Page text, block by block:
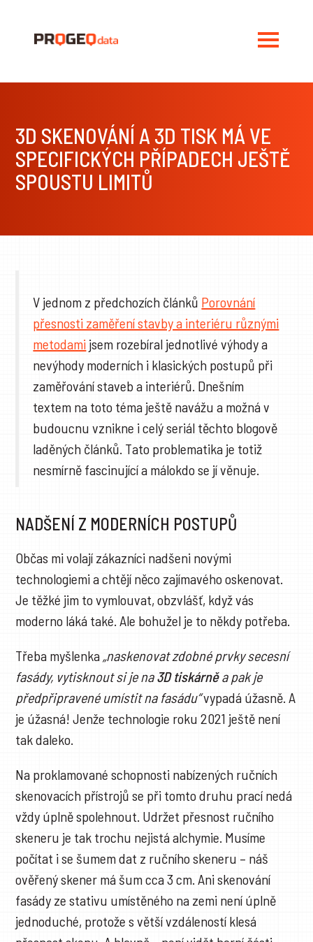
3D SKENOVÁNÍ A 3D TISK MÁ VE
SPECIFICKÝCH PŘÍPADECH JEŠTĚ
SPOUSTU LIMITŮ
V jednom z předchozích článků Porovnání
přesnosti zaměření stavby a interiéru různými
metodami jsem rozebíral jednotlivé výhody a
nevýhody moderních i klasických postupů při
zaměřování staveb a interiérů. Dnešním
textem na toto téma ještě navážu a možná v
budoucnu vznikne i celý seriál těchto blogově
laděných článků. Tato problematika je totiž
nesmírně fascinující a málokdo se jí věnuje.
NADŠENÍ Z MODERNÍCH POSTUPŮ
Občas mi volají zákazníci nadšeni novými
technologiemi a chtějí něco zajímavého oskenovat.
Je těžké jim to vymlouvat, obzvlášť, když vás
moderno láká také. Ale bohužel je to někdy potřeba.
Třeba myšlenka „naskenovat zdobné prvky secesní
fasády, vytisknout si je na3D tiskárněa pak je
předpřipravené umístit na fasádu“vypadá úžasně. A
je úžasná! Jenže technologie roku 2021 ještě není
tak daleko.
Na proklamované schopnosti nabízených ručních
skenovacích přístrojů se při tomto druhu prací nedá
vždy úplně spolehnout. Udržet přesnost ručního
skeneru je tak trochu nejistá alchymie. Musíme
počítat i se šumem dat z ručního skeneru – náš
ověřený skener má šum cca 3 cm. Ani skenování
fasády ze stativu umístěného na zemi není úplně
jednoduché, protože s větší vzdáleností klesá